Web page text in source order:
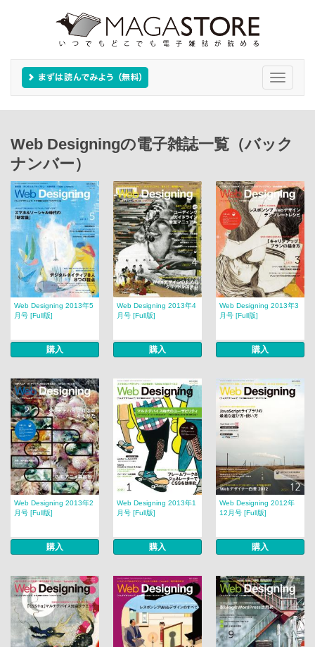
Toggle
Web Designingの電子雑誌一覧（バック
ナンバー）
Web Designing 2013年5
月号 [Full版]
購入
Web Designing 2013年4
月号 [Full版]
購入
Web Designing 2013年3
月号 [Full版]
購入
Web Designing 2013年2
月号 [Full版]
購入
Web Designing 2013年1
月号 [Full版]
購入
Web Designing 2012年
12月号 [Full版]
購入